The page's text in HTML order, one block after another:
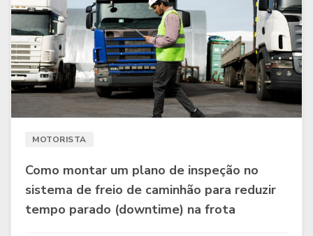
MOTORISTA
Como montar um plano de inspeção no
sistema de freio de caminhão para reduzir
tempo parado (downtime) na frota